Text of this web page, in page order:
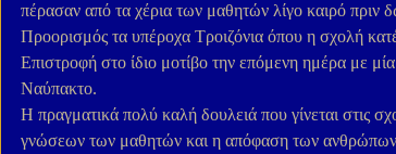
πέρασαν από τα χέρια των μαθητών λίγο καιρό πριν
Προορισμός τα υπέροχα Τροιζόνια όπου η σχολή
Επιστροφή στο ίδιο μοτίβο την επόμενη ημέρα με
Ναύπακτο.
Η πραγματικά πολύ καλή δουλειά που γίνεται στις
γνώσεων των μαθητών και η απόφαση των ανθρώπων